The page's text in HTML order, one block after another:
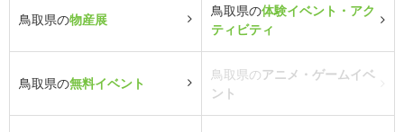
鳥取県の物産展
鳥取県の体験イベント・アク
ティビティ
鳥取県の無料イベント
鳥取県のアニメ・ゲームイベ
ント